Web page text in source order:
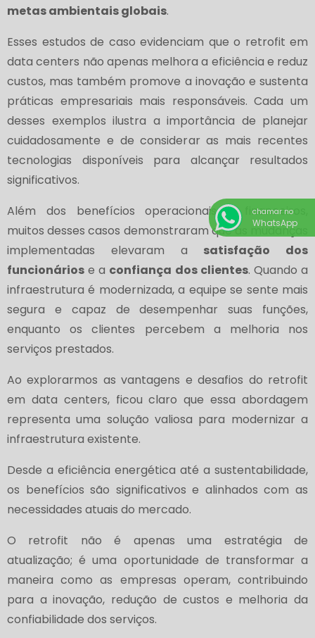
metas ambientais globais.
Esses estudos de caso evidenciam que o retrofit em
data centers não apenas melhora a eficiência e reduz
custos, mas também promove a inovação e sustenta
práticas empresariais mais responsáveis. Cada um
desses exemplos ilustra a importância de planejar
cuidadosamente e de considerar as mais recentes
tecnologias disponíveis para alcançar resultados
significativos.
Além dos benefícios operacionais e financeiros,
muitos desses casos demonstraram que as mudanças
implementadas elevaram a satisfação dos
funcionários e a confiança dos clientes. Quando a
infraestrutura é modernizada, a equipe se sente mais
segura e capaz de desempenhar suas funções,
enquanto os clientes percebem a melhoria nos
serviços prestados.
Ao explorarmos as vantagens e desafios do retrofit
em data centers, ficou claro que essa abordagem
representa uma solução valiosa para modernizar a
infraestrutura existente.
Desde a eficiência energética até a sustentabilidade,
os benefícios são significativos e alinhados com as
necessidades atuais do mercado.
O retrofit não é apenas uma estratégia de
atualização; é uma oportunidade de transformar a
maneira como as empresas operam, contribuindo
para a inovação, redução de custos e melhoria da
confiabilidade dos serviços.
chamar no
WhatsApp